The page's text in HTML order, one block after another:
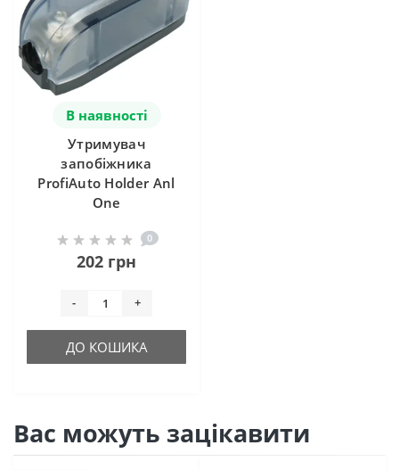
В наявності
Утримувач
запобіжника
ProfiAuto Holder Anl
One
0
202 грн
- +
ДО КОШИКА
Вас можуть зацікавити